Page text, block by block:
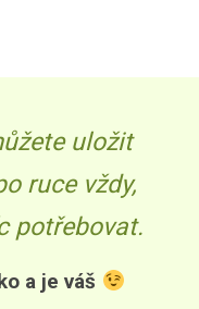
uložit
ruce vždy,
potřebovat.
a je váš